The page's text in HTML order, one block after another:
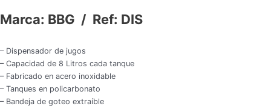
Marca: BBG / Ref: DIS
– Dispensador de jugos
– Capacidad de 8 Litros cada tanque
– Fabricado en acero inoxidable
– Tanques en policarbonato
– Bandeja de goteo extraíble